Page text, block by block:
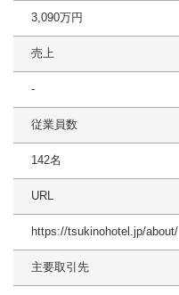
3,090万円
売上
‐
従業員数
142名
URL
https://tsukinohotel.jp/about/
主要取引先